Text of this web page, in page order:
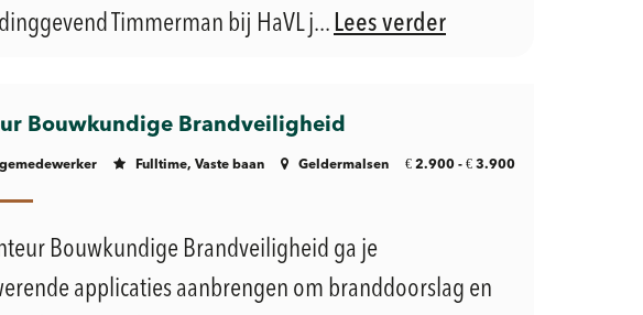
Timmerman bij HaVL j... Lees verder
Bouwkundige Brandveiligheid
Fulltime, Vaste baan Geldermalsen € 2.900 - € 3.900
Bouwkundige Brandveiligheid ga je
applicaties aanbrengen om branddoorslag en